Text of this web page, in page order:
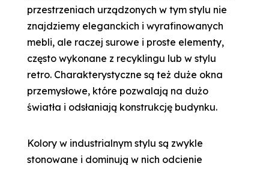
przestrzeniach urządzonych w tym stylu nie
znajdziemy eleganckich i wyrafinowanych
mebli, ale raczej surowe i proste elementy,
często wykonane z recyklingu lub w stylu
retro. Charakterystyczne są też duże okna
przemysłowe, które pozwalają na dużo
światła i odsłaniają konstrukcję budynku.
Kolory w industrialnym stylu są zwykle
stonowane i dominują w nich odcienie